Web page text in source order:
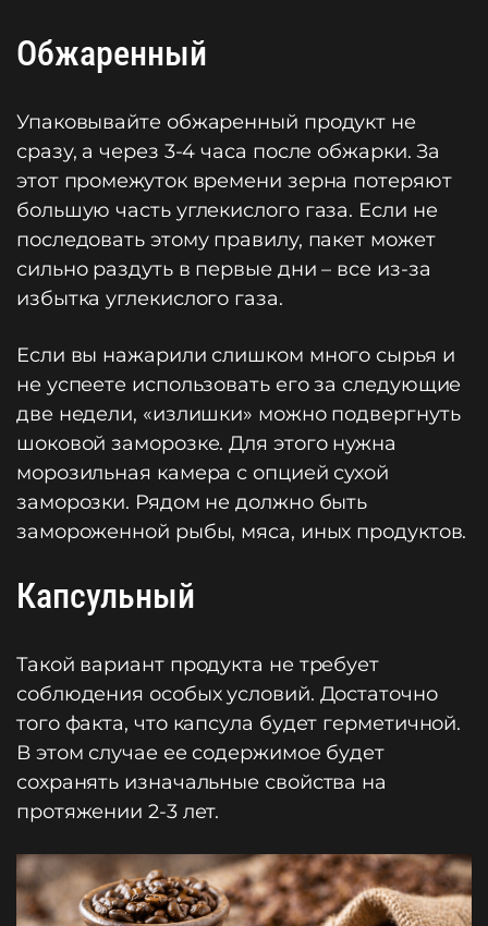
Обжаренный
Упаковывайте обжаренный продукт не
сразу, а через 3-4 часа после обжарки. За
этот промежуток времени зерна потеряют
большую часть углекислого газа. Если не
последовать этому правилу, пакет может
сильно раздуть в первые дни – все из-за
избытка углекислого газа.
Если вы нажарили слишком много сырья и
не успеете использовать его за следующие
две недели, «излишки» можно подвергнуть
шоковой заморозке. Для этого нужна
морозильная камера с опцией сухой
заморозки. Рядом не должно быть
замороженной рыбы, мяса, иных продуктов.
Капсульный
Такой вариант продукта не требует
соблюдения особых условий. Достаточно
того факта, что капсула будет герметичной.
В этом случае ее содержимое будет
сохранять изначальные свойства на
протяжении 2-3 лет.